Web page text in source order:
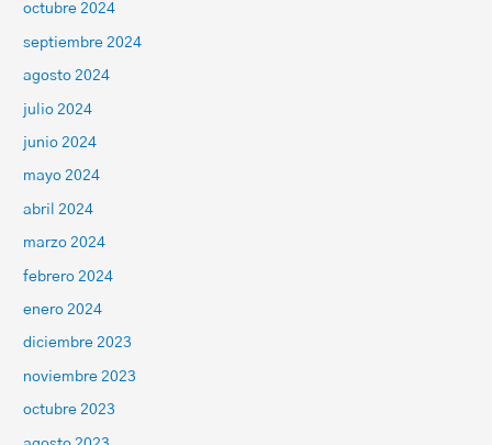
octubre 2024
septiembre 2024
agosto 2024
julio 2024
junio 2024
mayo 2024
abril 2024
marzo 2024
febrero 2024
enero 2024
diciembre 2023
noviembre 2023
octubre 2023